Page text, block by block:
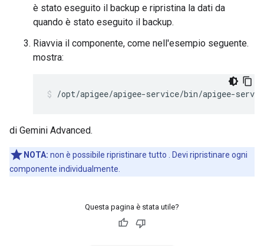
è stato eseguito il backup e ripristina la dati da
quando è stato eseguito il backup.
Riavvia il componente, come nell'esempio seguente.
mostra:
/opt/apigee/apigee-service/bin/apigee-
di Gemini Advanced.
NOTA: non è possibile ripristinare tutto . Devi ripristinare ogni
componente individualmente.
Questa pagina è stata utile?